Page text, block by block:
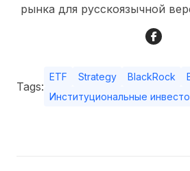
рынка для русскоязычной
Tags:
ETF Strategy BlackRock
Институциональные